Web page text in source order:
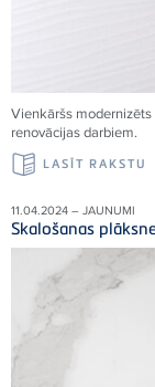
Vienkāršs
renovācijas darbiem.
LASĪT RAKSTU
11.04.2024 – JAUNUMI
Skalošanas